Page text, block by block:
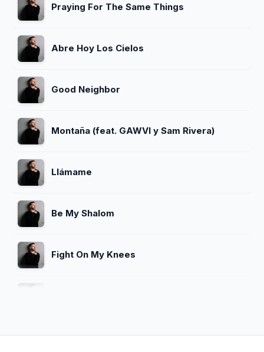
Praying For The Same Things
Abre Hoy Los Cielos
Good Neighbor
Montaña (feat. GAWVI y Sam Rivera)
Llámame
Be My Shalom
Fight On My Knees
Peleas Por Mí